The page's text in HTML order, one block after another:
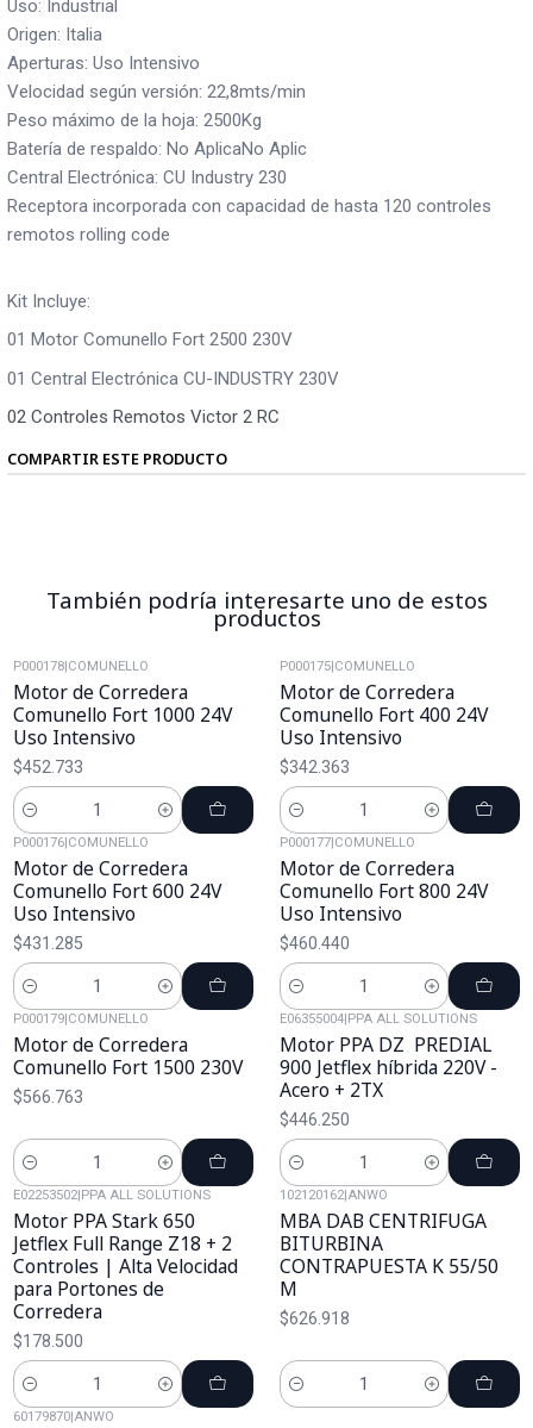
Uso: Industrial
Origen: Italia
Aperturas: Uso Intensivo
Velocidad según versión: 22,8mts/min
Peso máximo de la hoja: 2500Kg
Batería de respaldo: No AplicaNo Aplic
Central Electrónica: CU Industry 230
Receptora incorporada con capacidad de hasta 120 controles
remotos rolling code
Kit Incluye:
01 Motor Comunello Fort 2500 230V
01 Central Electrónica CU-INDUSTRY 230V
02 Controles Remotos Victor 2 RC
COMPARTIR ESTE PRODUCTO
También podría interesarte uno de estos
productos
P000178|COMUNELLO
Motor de Corredera
Comunello Fort 1000 24V
Uso Intensivo
$452.733
Cantidad
P000175|COMUNELLO
Motor de Corredera
Comunello Fort 400 24V
Uso Intensivo
$342.363
Cantidad
P000176|COMUNELLO
Motor de Corredera
Comunello Fort 600 24V
Uso Intensivo
$431.285
Cantidad
P000177|COMUNELLO
Motor de Corredera
Comunello Fort 800 24V
Uso Intensivo
$460.440
Cantidad
P000179|COMUNELLO
Motor de Corredera
Comunello Fort 1500 230V
$566.763
Cantidad
E06355004|PPA ALL SOLUTIONS
Motor PPA DZ PREDIAL
900 Jetflex híbrida 220V -
Acero + 2TX
$446.250
Cantidad
E02253502|PPA ALL SOLUTIONS
Motor PPA Stark 650
Jetflex Full Range Z18 + 2
Controles | Alta Velocidad
para Portones de
Corredera
$178.500
Cantidad
102120162|ANWO
MBA DAB CENTRIFUGA
BITURBINA
CONTRAPUESTA K 55/50
M
$626.918
Cantidad
60179870|ANWO